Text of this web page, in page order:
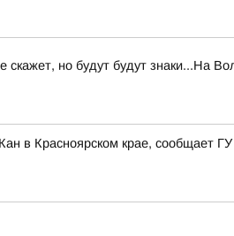
скажет, но будут будут знаки...На
в Красноярском крае, сообщает